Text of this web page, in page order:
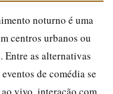
noturno é uma
centros urbanos ou
Entre as alternativas
de comédia se
vivo, interação com